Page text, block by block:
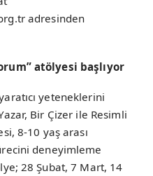
adresinden
atölyesi başlıyor
yeteneklerini
Bir Çizer ile Resimli
8-10 yaş arası
deneyimleme
28 Şubat, 7 Mart, 14